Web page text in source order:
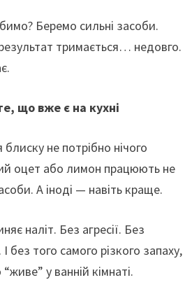
Беремо сильні засоби.
тримається… недовго.
що вже є на кухні
не потрібно нічого
оцет або лимон працюють не
А іноді — навіть краще.
наліт. Без агресії. Без
без того самого різкого запаху,
у ванній кімнаті.